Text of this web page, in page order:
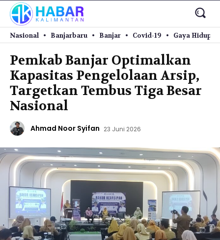
Nasional Banjarbaru Banjar Covid-19 Gaya Hidup
Pemkab Banjar Optimalkan
Kapasitas Pengelolaan Arsip,
Targetkan Tembus Tiga Besar
Nasional
Ahmad Noor Syifan 23 Juni 2026